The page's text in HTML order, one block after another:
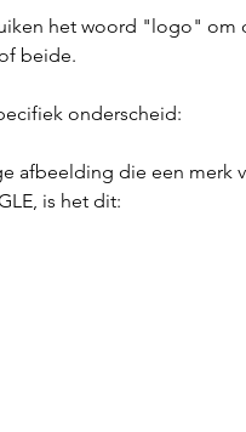
het woord "logo" om
beide.
onderscheid:
afbeelding die een merk
is het dit: